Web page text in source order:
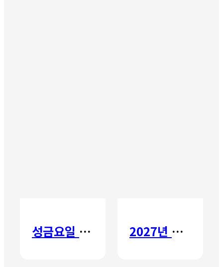
성금요일 칸타타 2027년 갈보리 어학원 유치부 신입생 모집